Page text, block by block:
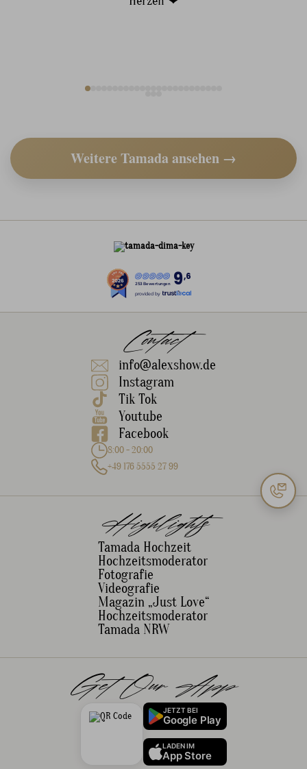
Weitere Tamada ansehen →
253 Bewertungen 9,6
provided by
Contact
info@alexshow.de
Instagram
Tik Tok
Youtube
Facebook
8:00 - 20:00
+49 176 5555 27 99
Highlights
Tamada Hochzeit
Hochzeitsmoderator
Fotografie
Videografie
Magazin „Just Love“
Hochzeitsmoderator
Tamada NRW
Get Our App
JETZT BEI
Google Play
LADEN IM
App Store